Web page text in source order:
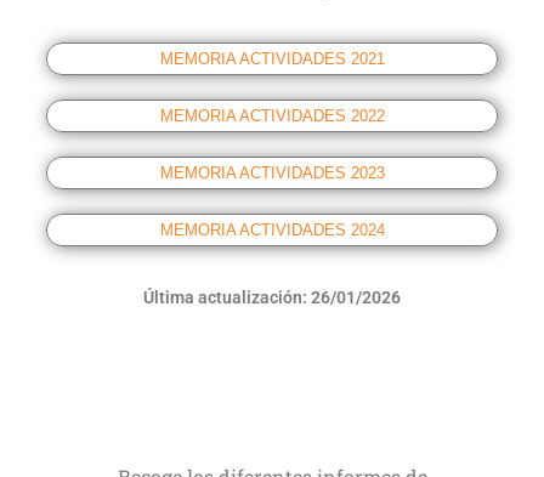
MEMORIA ACTIVIDADES 2021
MEMORIA ACTIVIDADES 2022
MEMORIA ACTIVIDADES 2023
MEMORIA ACTIVIDADES 2024
Última actualización: 26/01/2026